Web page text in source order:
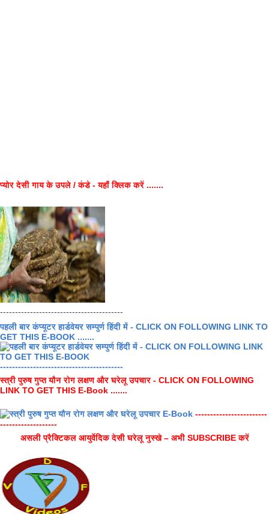
प्योर देसी गाय के उपले / कंडे - यहाँ क्लिक करें .......
-----------------------------------------
पहली बार कंप्यूटर हार्डवेयर सम्पुर्ण हिंदी में - CLICK ON FOLLOWING LINK TO
GET THIS E-BOOK .......
-----------------------------------------
स्त्री पुरुष गुप्त यौन रोग लक्षण और घरेलू उपचार - CLICK ON FOLLOWING
LINK TO GET THIS E-Book .......
------------------------
-------------------
असली प्रैक्टिकल आयुर्वेदिक देसी घरेलू नुस्खे – अभी SUBSCRIBE करें